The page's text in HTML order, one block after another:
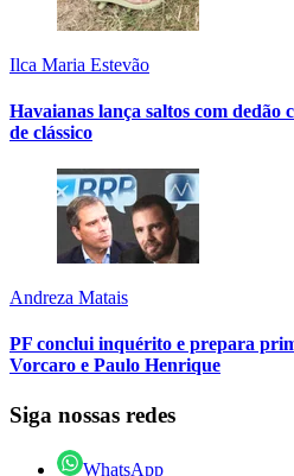
Ilca Maria Estevão
Havaianas lança saltos com dedão
de clássico
Andreza Matais
PF conclui inquérito e prepara
Vorcaro e Paulo Henrique
Siga nossas redes
WhatsApp